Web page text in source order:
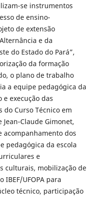
se instrumentos
de ensino-
de extensão
e da
do Estado do Pará”,
da formação
o plano de trabalho
a equipe pedagógica da
e execução das
Curso Técnico em
Claude Gimonet,
acompanhamento dos
pedagógica da escola
e
culturais, mobilização de
IBEF/UFOPA para
técnico, participação